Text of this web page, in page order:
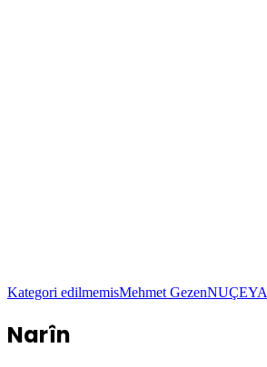
Kategori edilmemisMehmet GezenNUÇE
Narîn